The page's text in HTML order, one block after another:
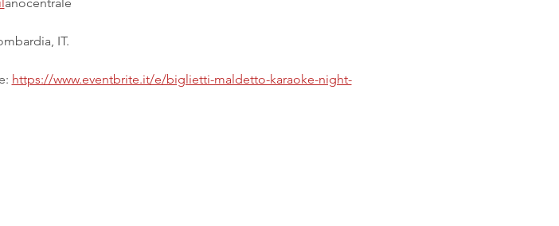
IT.
https://www.eventbrite.it/e/biglietti-maldetto-karaoke-night-